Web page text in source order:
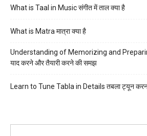
What is Taal in Music संगीत में ताल क्या है
What is Matra मात्रा क्या है
Understanding of Memorizing and
याद करने और तैयारी करने की समझ
Learn to Tune Tabla in Details तबला ट्यून